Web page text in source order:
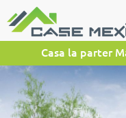
Casa la parter